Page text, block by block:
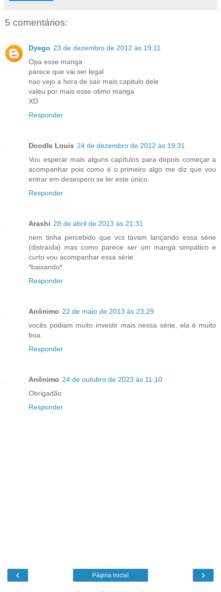
5 comentários:
Dyego 23 de dezembro de 2012 às 19:11
Opa esse manga
parece que vai ser legal
nao vejo a hora de sair mais capitulo dele
valeu por mais esse otimo manga
XD
Responder
Doodle Louis 24 de dezembro de 2012 às 19:31
Vou esperar mais alguns capítulos para depois começar a
acompanhar pois como é o primeiro algo me diz que vou
entrar em desespero se ler este único.
Responder
Arashi 28 de abril de 2013 às 21:31
nem tinha percebido que vcs tavam lançando essa série
(distraída) mas como parece ser um mangá simpático e
curto vou acompanhar essa série.
*baixando*
Responder
Anônimo 22 de maio de 2013 às 23:29
vocês podiam muito investir mais nessa série, ela é muito
boa.
Responder
Anônimo 24 de outubro de 2023 às 11:10
Obrigadão
Responder
‹ ›
Página inicial